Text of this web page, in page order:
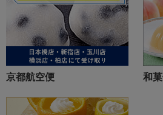
京都航空便 和